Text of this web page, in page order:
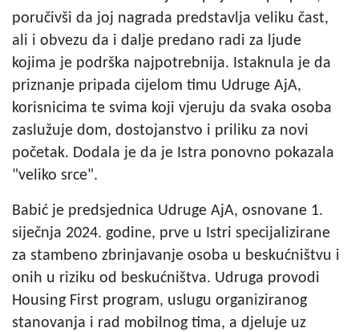
poručivši da joj nagrada predstavlja veliku čast,
ali i obvezu da i dalje predano radi za ljude
kojima je podrška najpotrebnija. Istaknula je da
priznanje pripada cijelom timu Udruge AjA,
korisnicima te svima koji vjeruju da svaka osoba
zaslužuje dom, dostojanstvo i priliku za novi
početak. Dodala je da je Istra ponovno pokazala
"veliko srce".
Babić je predsjednica Udruge AjA, osnovane 1.
siječnja 2024. godine, prve u Istri specijalizirane
za stambeno zbrinjavanje osoba u beskućništvu i
onih u riziku od beskućništva. Udruga provodi
Housing First program, uslugu organiziranog
stanovanja i rad mobilnog tima, a djeluje uz